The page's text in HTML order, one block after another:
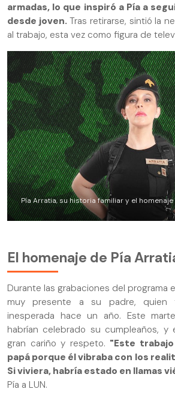
armadas, lo que inspiró a Pía a
desde joven. Tras retirarse, sintió la
al trabajo, esta vez como figura de
Pía Arratia, su historia familiar y el
El homenaje de Pía
Durante las grabaciones del programa
muy presente a su padre, quien
inesperada hace un año. Este
habrían celebrado su cumpleaños, y
gran cariño y respeto. "Este
papá porque él vibraba con los
Si viviera, habría estado en llamas
Pía a LUN.